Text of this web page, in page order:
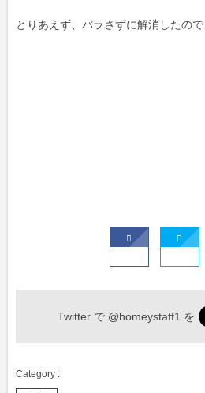
とりあえず、バラさずに解消したので
Twitter で @homeystaff1 を